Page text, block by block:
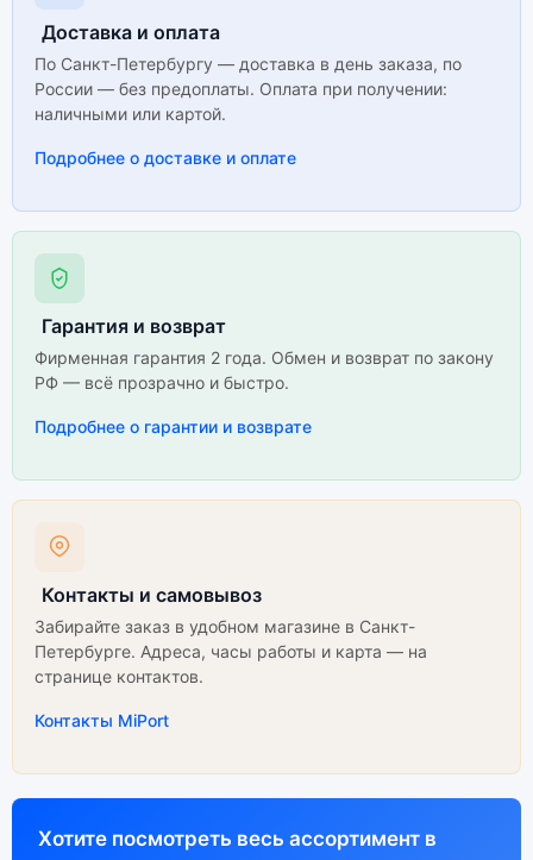
Доставка и оплата
По Санкт-Петербургу — доставка в день заказа, по
России — без предоплаты. Оплата при получении:
наличными или картой.
Подробнее о доставке и оплате
Гарантия и возврат
Фирменная гарантия 2 года. Обмен и возврат по закону
РФ — всё прозрачно и быстро.
Подробнее о гарантии и возврате
Контакты и самовывоз
Забирайте заказ в удобном магазине в Санкт-
Петербурге. Адреса, часы работы и карта — на
странице контактов.
Контакты MiPort
Хотите посмотреть весь ассортимент в